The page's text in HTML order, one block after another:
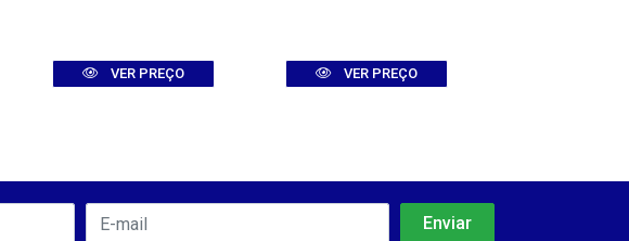
VER PREÇO VER PREÇO